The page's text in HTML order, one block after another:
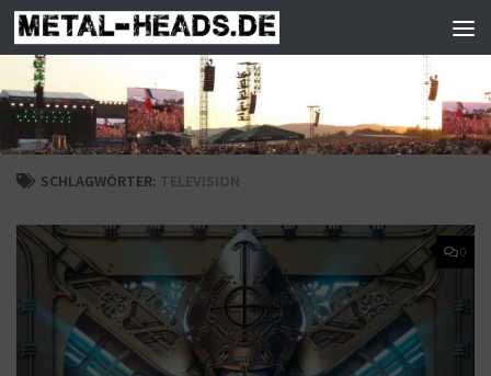
Zum Inhalt springen
SCHLAGWÖRTER: TELEVISION
0